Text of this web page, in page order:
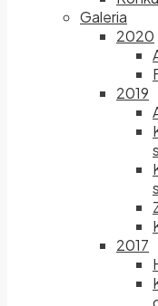
Galeria
2020
2019
2017